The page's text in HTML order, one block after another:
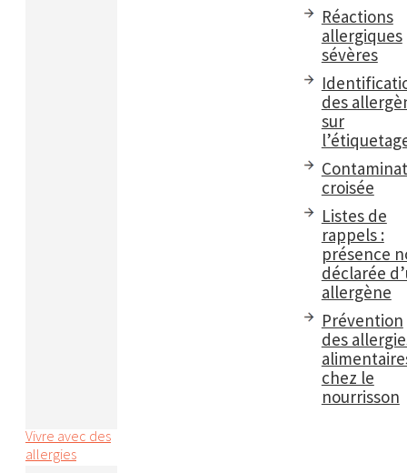
Réactions
allergiques
sévères
des
sur
croisée
Listes de
rappels :
présence
déclarée
allergène
Prévention
des
chez le
nourrisson
Vivre avec des
allergies